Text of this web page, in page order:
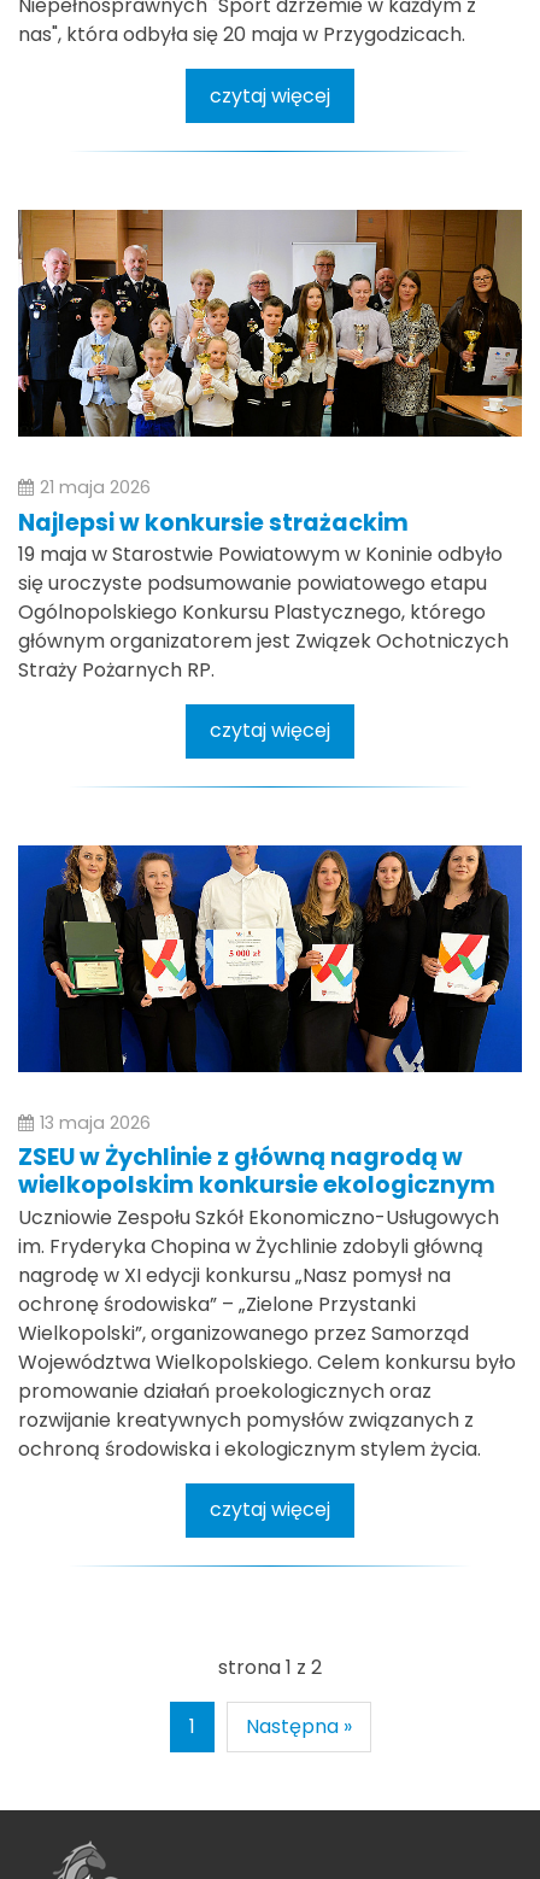
nas", która odbyła się 20 maja w Przygodzicach.
czytaj więcej
21 maja 2026
Najlepsi w konkursie strażackim
19 maja w Starostwie Powiatowym w Koninie odbyło
się uroczyste podsumowanie powiatowego etapu
Ogólnopolskiego Konkursu Plastycznego, którego
głównym organizatorem jest Związek Ochotniczych
Straży Pożarnych RP.
czytaj więcej
13 maja 2026
ZSEU w Żychlinie z główną nagrodą w
wielkopolskim konkursie ekologicznym
Uczniowie Zespołu Szkół Ekonomiczno-Usługowych
im. Fryderyka Chopina w Żychlinie zdobyli główną
nagrodę w XI edycji konkursu „Nasz pomysł na
ochronę środowiska” – „Zielone Przystanki
Wielkopolski”, organizowanego przez Samorząd
Województwa Wielkopolskiego. Celem konkursu było
promowanie działań proekologicznych oraz
rozwijanie kreatywnych pomysłów związanych z
ochroną środowiska i ekologicznym stylem życia.
czytaj więcej
strona 1 z 2
1 Następna »